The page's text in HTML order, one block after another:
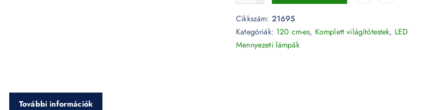
Cikkszám: 21695
Kategóriák: 120 cm-es, Komplett világítótestek, LED
Mennyezeti lámpák
További információk